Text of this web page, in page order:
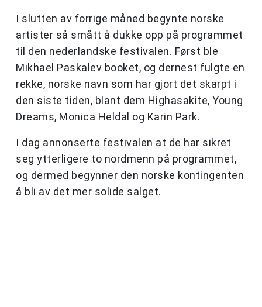
I slutten av forrige måned begynte norske
artister så smått å dukke opp på programmet
til den nederlandske festivalen. Først ble
Mikhael Paskalev booket, og dernest fulgte en
rekke, norske navn som har gjort det skarpt i
den siste tiden, blant dem Highasakite, Young
Dreams, Monica Heldal og Karin Park.
I dag annonserte festivalen at de har sikret
seg ytterligere to nordmenn på programmet,
og dermed begynner den norske kontingenten
å bli av det mer solide salget.